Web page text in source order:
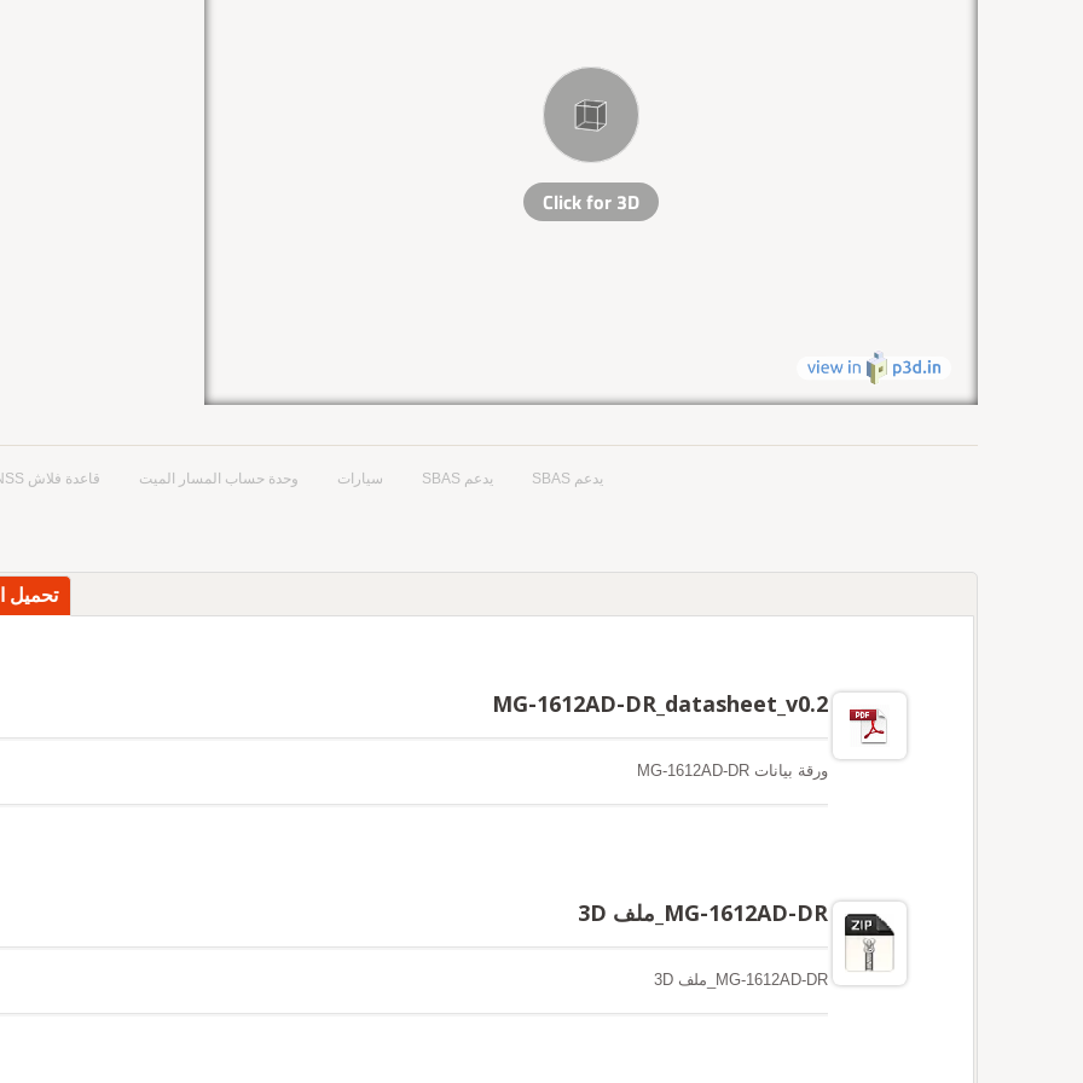
قاعدة فلاش GNSS وحدة حساب المسار الميت سيارات يدعم SBAS يدعم SBAS
تحميل
MG-1612AD-DR_datasheet_v0.2
ورقة بيانات MG-1612AD-DR
MG-1612AD-DR_ملف 3D
MG-1612AD-DR_ملف 3D